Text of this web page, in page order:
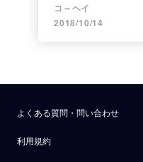
コ～ヘイ
2018/10/14
よくある質問・問い合わせ
利用規約